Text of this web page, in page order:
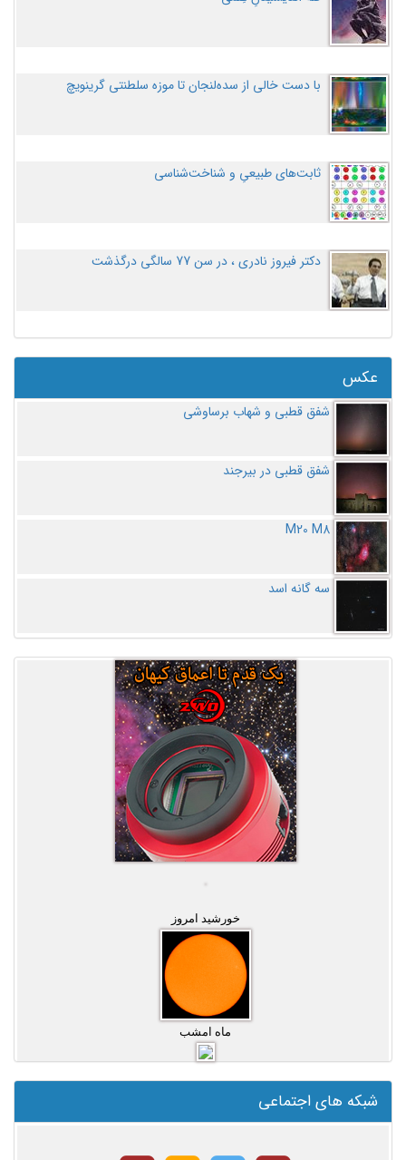
با دست خالی از سده‌لنجان تا موزه سلطنتی گرینویچ
ثابت‌های طبیعیِ و شناخت‌شناسی
دکتر فیروز نادری ، در سن 77 سالگی درگذشت
عکس
شفق قطبی و شهاب برساوشی
شفق قطبی در بیرجند
M20 M8
سه گانه اسد
خورشید امروز
ماه امشب
شبکه های اجتماعی